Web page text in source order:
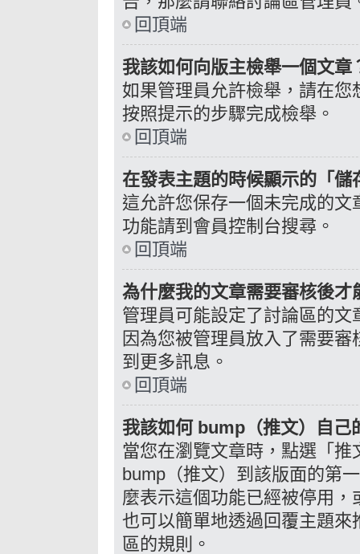
回頂端
我該如何向版主檢舉一個文章
如果管理員允許檢舉，請在
按照提示的步驟完成檢舉。
回頂端
在發表主題的時候顯示的「
這允許您保存一個未完成的
功能請到會員控制台搜尋。
回頂端
為什麼我的文章需要審核後才
管理員可能設定了討論區的
因為您被管理員放入了需要
到更多訊息。
回頂端
我該如何 bump（推文）自己
當您在瀏覽文章時，點選「
bump（推文）到該版面的第
麼表示這個功能已經被停用
也可以簡單地透過回覆主題
區的規則。